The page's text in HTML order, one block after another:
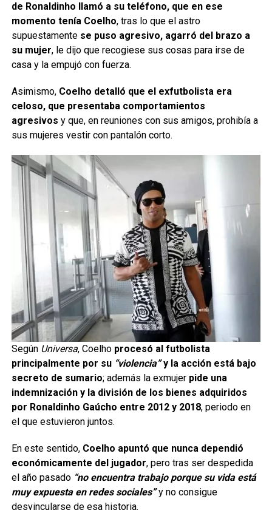
de Ronaldinho llamó a su teléfono, que en ese
momento tenía Coelho, tras lo que el astro
supuestamente se puso agresivo, agarró del brazo a
su mujer, le dijo que recogiese sus cosas para irse de
casa y la empujó con fuerza.
Asimismo, Coelho detalló que el exfutbolista era
celoso, que presentaba comportamientos
agresivos y que, en reuniones con sus amigos, prohibía a
sus mujeres vestir con pantalón corto.
Según Universa, Coelho procesó al futbolista
principalmente por su “violencia”y la acción está bajo
secreto de sumario; además la exmujer pide una
indemnización y la división de los bienes adquiridos
por Ronaldinho Gaúcho entre 2012 y 2018, periodo en
el que estuvieron juntos.
En este sentido, Coelho apuntó que nunca dependió
económicamente del jugador, pero tras ser despedida
el año pasado “no encuentra trabajo porque su vida está
muy expuesta en redes sociales”y no consigue
desvincularse de esa historia.